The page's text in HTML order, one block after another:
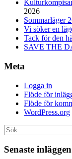
2026
Sommarläger
Vi söker en
Tack för den
SAVE THE
Meta
Logga in
Flöde för
Flöde för
WordPress.org
Senaste inläggen